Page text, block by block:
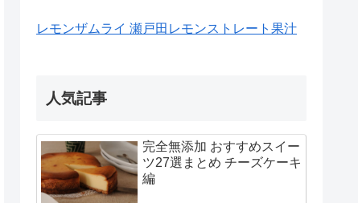
レモンザムライ 瀬戸田レモンストレート果汁
人気記事
完全無添加 おすすめスイー
ツ27選まとめ チーズケーキ
編